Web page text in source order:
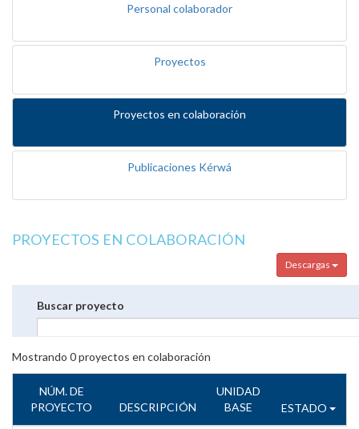
Personal colaborador
Proyectos
Proyectos en colaboración
Publicaciones Kérwá
PROYECTOS EN COLABORACIÓN
Descargas
Buscar proyecto
Mostrando 0proyectos en colaboración
NÚM. DE
PROYECTO
DESCRIPCIÓN
UNIDAD
BASE
ESTADO